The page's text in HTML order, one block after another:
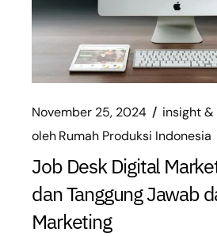
November 25, 2024
insight &
olehRumah Produksi Indonesia
Job Desk Digital
dan Tanggung Jawab
Marketing